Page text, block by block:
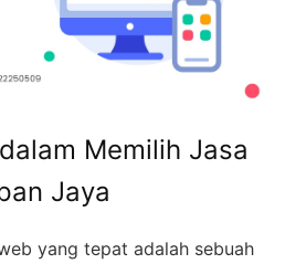
Memilih Jasa
Jaya
yang tepat adalah sebuah